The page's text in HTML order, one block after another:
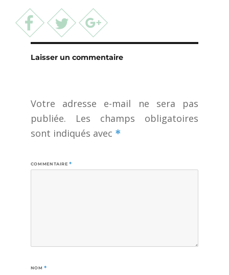
Laisser un commentaire
Votre adresse e-mail ne sera pas
publiée.
Les champs obligatoires
sont indiqués avec *
COMMENTAIRE*
NOM*